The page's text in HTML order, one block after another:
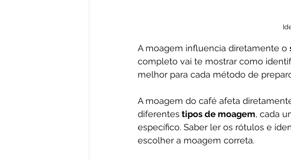
A moagem influencia diretamente o
completo vai te mostrar como
melhor para cada método de
A moagem do café afeta
diferentes tipos de moagem, cada
específico. Saber ler os rótulos e
escolher a moagem correta.